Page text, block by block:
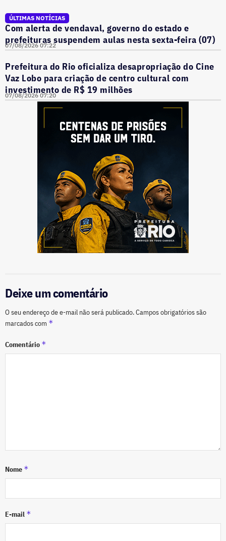
ÚLTIMAS NOTÍCIAS
Com alerta de vendaval, governo do estado e
prefeituras suspendem aulas nesta sexta-feira (07)
07/08/2026 07:22
Prefeitura do Rio oficializa desapropriação do Cine
Vaz Lobo para criação de centro cultural com
investimento de R$ 19 milhões
07/08/2026 07:20
Deixe um comentário
O seu endereço de e-mail não será publicado.Campos obrigatórios são
marcados com *
Comentário *
Nome *
E-mail *